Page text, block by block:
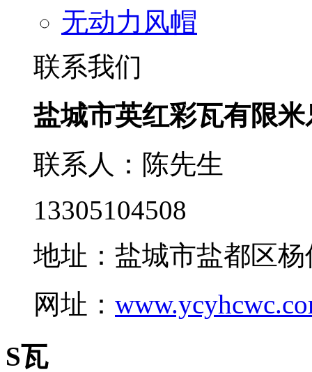
无动力风帽
联系我们
盐城市英红彩瓦有限
联系人：陈先生
13305104508
地址：盐城市盐都区
网址：
S瓦